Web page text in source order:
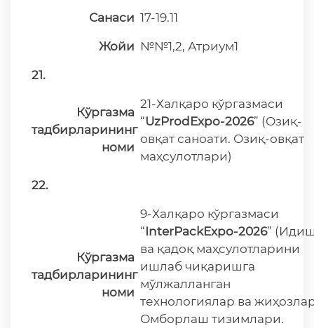
Санаси 17-19.11
Жойи №№1,2, Атриум1
21.
Кўргазма
тадбирларининг
номи
21-Халқаро кўргазмаси
“UzProdExpo-2026” (Озиқ-
овқат саноати. Озиқ-овқат
маҳсулотлари)
22.
Кўргазма
тадбирларининг
номи
9-Халқаро кўргазмаси
“InterPackExpo-2026”
ва қадоқ маҳсулотларини
ишлаб чиқаришга
мўлжалланган
технологиялар ва
Омборлаш тизимлари.